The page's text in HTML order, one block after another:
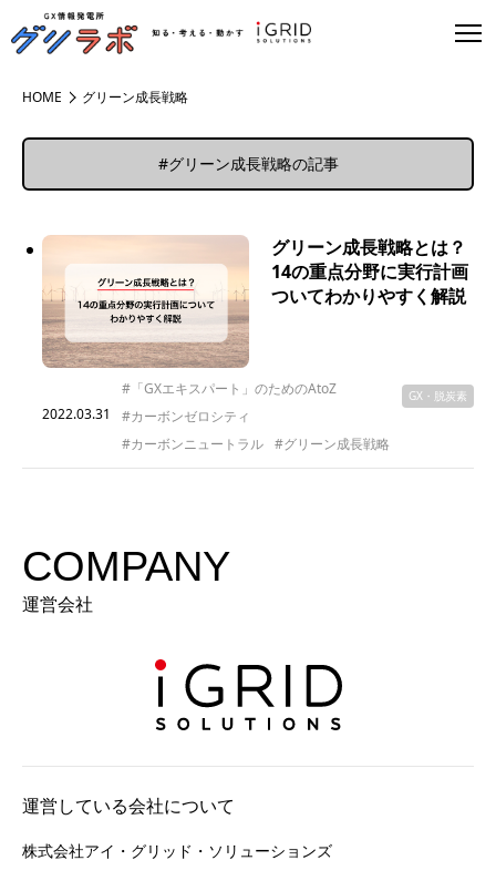
HOME グリーン成長戦略
#グリーン成長戦略の記事
グリーン成長戦略とは？
14の重点分野に実行計画
ついてわかりやすく解説
2022.03.31
#「GXエキスパート」のためのAtoZ
#カーボンゼロシティ
#カーボンニュートラル
#グリーン成長戦略
GX・脱炭素
COMPANY
運営会社
運営している会社について
株式会社アイ・グリッド・ソリューションズ